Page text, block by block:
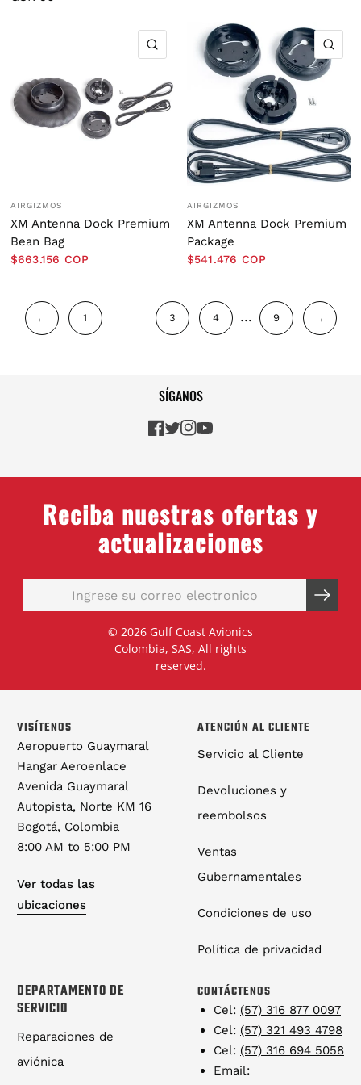
VISTA RÁPIDA
AIRGIZMOS
XM Antenna Dock Premium
Bean Bag
$663.156 COP
AIRGIZMOS
XM Antenna Dock Premium
Package
$541.476 COP
← 1 3 4 … 9 →
SÍGANOS
Reciba nuestras ofertas y
actualizaciones
© 2026 Gulf Coast Avionics
Colombia, SAS, All rights
reserved.
VISÍTENOS
Aeropuerto Guaymaral
Hangar Aeroenlace
Avenida Guaymaral
Autopista, Norte KM 16
Bogotá, Colombia
8:00 AM to 5:00 PM
Ver todas las
ubicaciones
ATENCIÓN AL CLIENTE
Servicio al Cliente
Devoluciones y
reembolsos
Ventas
Gubernamentales
Condiciones de uso
Política de privacidad
DEPARTAMENTO DE
SERVICIO
Reparaciones de
aviónica
CONTÁCTENOS
Cel: (57) 316 877 0097
Cel: (57) 321 493 4798
Cel: (57) 316 694 5058
Email: